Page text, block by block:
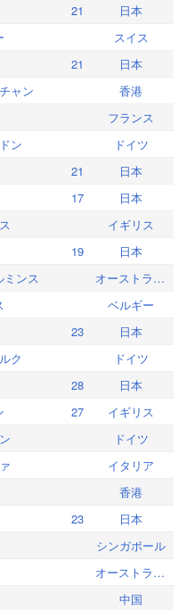
21
日本
スイス
21
日本
ャン
香港
フランス
ン
ドイツ
21
日本
17
日本
イギリス
19
日本
ンス
オーストラリア
ベルギー
23
日本
ク
ドイツ
28
日本
27
イギリス
ドイツ
イタリア
香港
23
日本
シンガポール
オーストラリア
中国